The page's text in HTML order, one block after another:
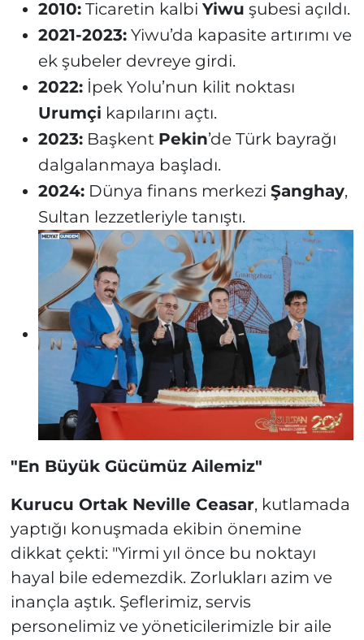
2010:Ticaretin kalbi Yiwu şubesi açıldı.
2021-2023:Yiwu’da kapasite artırımı ve
ek şubeler devreye girdi.
2022:İpek Yolu’nun kilit noktası
Urumçi kapılarını açtı.
2023:Başkent Pekin’de Türk bayrağı
dalgalanmaya başladı.
2024:Dünya finans merkezi Şanghay,
Sultan lezzetleriyle tanıştı.
"En Büyük Gücümüz Ailemiz"
Kurucu Ortak Neville Ceasar, kutlamada
yaptığı konuşmada ekibin önemine
dikkat çekti: "Yirmi yıl önce bu noktayı
hayal bile edemezdik. Zorlukları azim ve
inançla aştık. Şeflerimiz, servis
personelimiz ve yöneticilerimizle bir aile